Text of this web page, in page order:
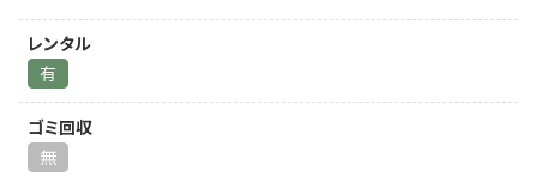
レンタル
有
ゴミ回収
無